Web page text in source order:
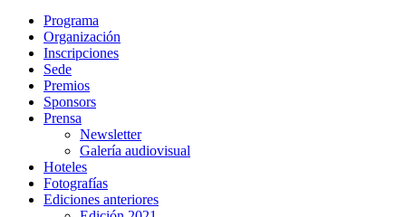
Programa
Organización
Inscripciones
Sede
Premios
Sponsors
Prensa
Newsletter
Galería audiovisual
Hoteles
Fotografías
Ediciones anteriores